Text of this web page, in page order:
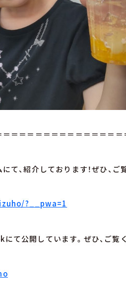
＝＝＝＝＝＝＝＝＝＝＝＝＝＝
、紹介しております！ぜひ、ご
?__pwa=1
て公開しています。ぜひ、ご覧